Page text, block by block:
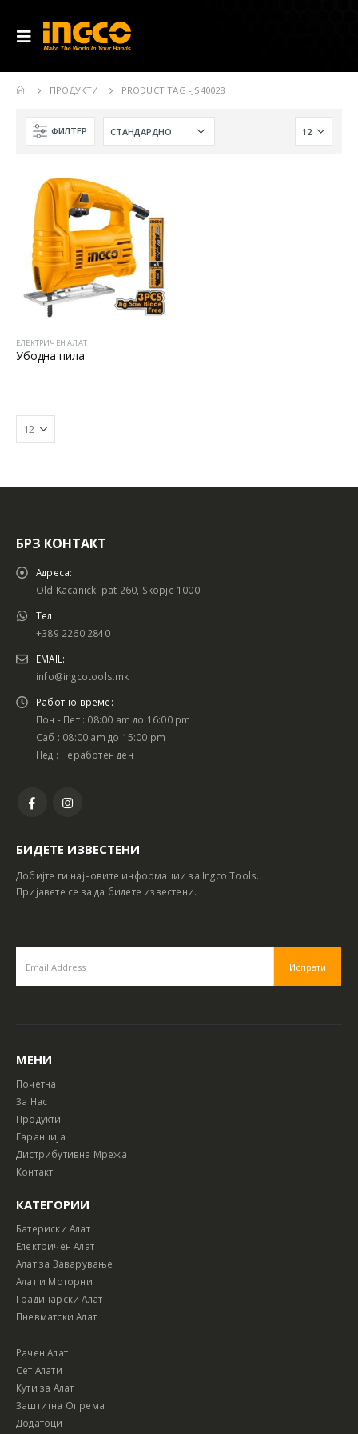
ПРОДУКТИ PRODUCT TAG -JS40028
ФИЛТЕР
ЕЛЕКТРИЧЕН АЛАТ
Убодна пила
БРЗ КОНТАКТ
Адреса:
Old Kacanicki pat 260, Skopje 1000
Тел:
+389 2260 2840
EMAIL:
info@ingcotools.mk
Работно време:
Пон - Пет : 08:00 am до 16:00 pm
Саб : 08:00 am до 15:00 pm
Нед : Неработен ден
БИДЕТЕ ИЗВЕСТЕНИ
Добијте ги најновите информации за Ingco Tools.
Пријавете се за да бидете известени.
МЕНИ
Почетна
За Нас
Продукти
Гаранција
Дистрибутивна Мрежа
Контакт
КАТЕГОРИИ
Батериски Алат
Електричен Алат
Алат за Заварување
Алат и Моторни
Градинарски Алат
Пневматски Алат
Рачен Алат
Сет Алати
Кути за Алат
Заштитна Опрема
Додатоци